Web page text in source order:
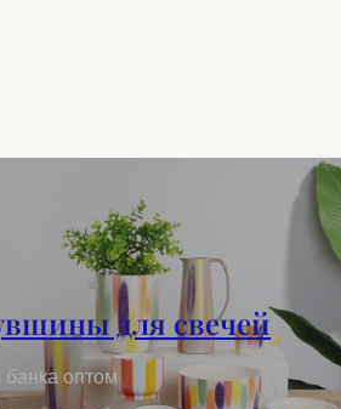
для свечей
банка оптом